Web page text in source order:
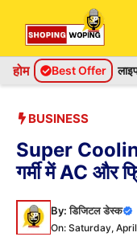
content
होम Best Offer
BUSINESS
Super
गर्मी में AC और
By:डिजिटल डेस्क
On: Saturday,